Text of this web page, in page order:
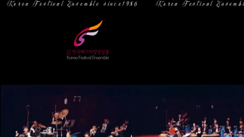
  Korea Festival Ensemble since1986